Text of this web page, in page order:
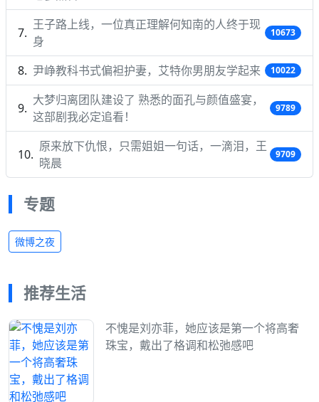
王子路上线，一位真正理解何知南的人终于现
身
10673
尹峥教科书式偏袒护妻，艾特你男朋友学起来 10022
大梦归离团队建设了 熟悉的面孔与颜值盛宴，
这部剧我必定追看！
9789
原来放下仇恨，只需姐姐一句话，一滴泪，王
晓晨
9709
专题
微博之夜
推荐生活
不愧是刘亦菲，她应该是第一个将高奢
珠宝，戴出了格调和松弛感吧